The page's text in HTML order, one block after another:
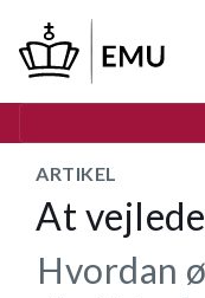
hovedindhold
ARTIKEL
At
Hvordan